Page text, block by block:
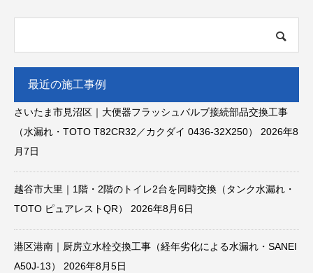
最近の施工事例
さいたま市見沼区｜大便器フラッシュバルブ接続部品交換工事
（水漏れ・TOTO T82CR32／カクダイ 0436-32X250）
2026年8
月7日
越谷市大里｜1階・2階のトイレ2台を同時交換（タンク水漏れ・
TOTO ピュアレストQR）
2026年8月6日
港区港南｜厨房立水栓交換工事（経年劣化による水漏れ・SANEI
A50J-13）
2026年8月5日